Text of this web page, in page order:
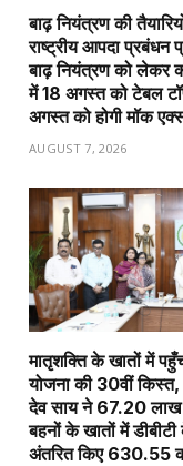
बाढ़ नियंत्रण की
राष्ट्रीय आपदा प्रबंधन
बाढ़ नियंत्रण को लेकर
में 18 अगस्त को टेबल
अगस्त को होगी मॉक
AUGUST 7, 2026
मातृशक्ति के खातों में
योजना की 30वीं किस्त,
देव साय ने 67.20
बहनों के खातों में
अंतरित किए 630.55